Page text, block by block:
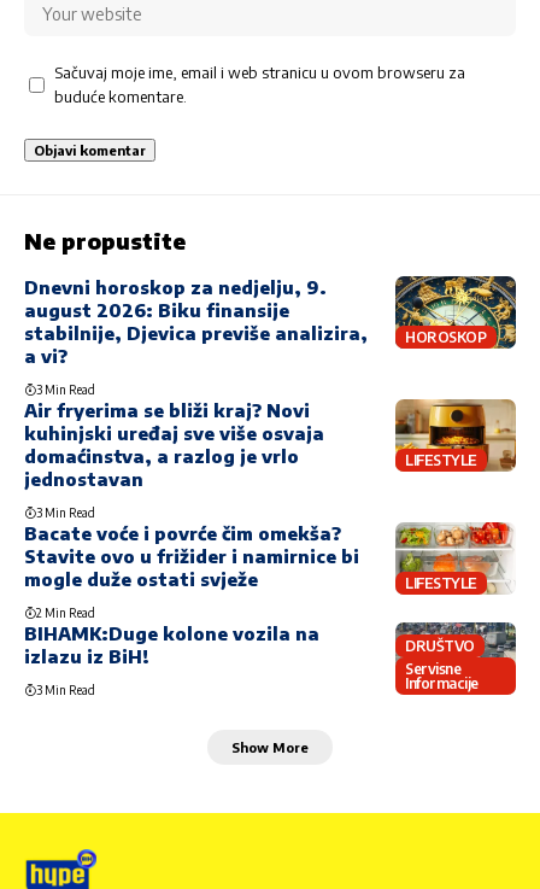
Sačuvaj moje ime, email i web stranicu u ovom browseru za
buduće komentare.
Ne propustite
HOROSKOP
Dnevni horoskop za nedjelju, 9.
august 2026: Biku finansije
stabilnije, Djevica previše analizira,
a vi?
3 Min Read
LIFESTYLE
Air fryerima se bliži kraj? Novi
kuhinjski uređaj sve više osvaja
domaćinstva, a razlog je vrlo
jednostavan
3 Min Read
LIFESTYLE
Bacate voće i povrće čim omekša?
Stavite ovo u frižider i namirnice bi
mogle duže ostati svježe
2 Min Read
DRUŠTVO
Servisne
Informacije
BIHAMK:Duge kolone vozila na
izlazu iz BiH!
3 Min Read
Show More